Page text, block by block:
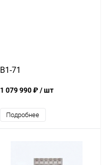
В1-71
1 079 990 ₽/ шт
Подробнее